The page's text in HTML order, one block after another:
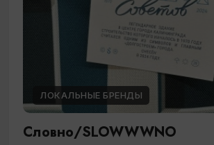
ЛОКАЛЬНЫЕ БРЕНДЫ
Словно/SLOWWWNO